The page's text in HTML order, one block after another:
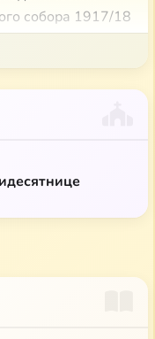
собора 1917/18
Высших
курсов. С
оставался
писать
расстрелян.